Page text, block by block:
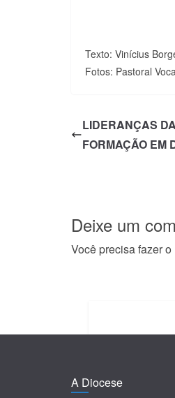
Texto: Vinícius
Fotos: Pastoral
LIDERANÇAS
FORMAÇÃO EM
Deixe um
Você precisa fazer o
A Diocese